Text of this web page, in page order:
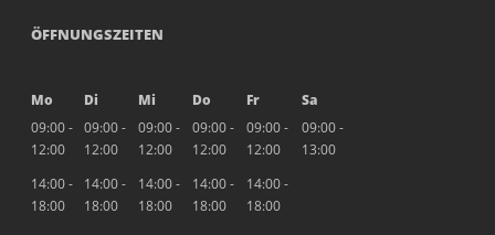
ÖFFNUNGSZEITEN
Mo Di Mi Do Fr
Sa
09:00 -
12:00
09:00 -
12:00
09:00 -
12:00
09:00 -
12:00
09:00 -
12:00
09:00 -
13:00
14:00 -
18:00
14:00 -
18:00
14:00 -
18:00
14:00 -
18:00
14:00 -
18:00